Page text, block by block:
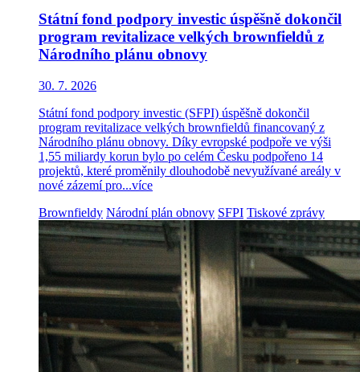
Státní fond podpory investic úspěšně dokončil
program revitalizace velkých brownfieldů z
Národního plánu obnovy
30. 7. 2026
Státní fond podpory investic (SFPI) úspěšně dokončil
program revitalizace velkých brownfieldů financovaný z
Národního plánu obnovy. Díky evropské podpoře ve výši
1,55 miliardy korun bylo po celém Česku podpořeno 14
projektů, které proměnily dlouhodobě nevyužívané areály v
nové zázemí pro...více
Brownfieldy Národní plán obnovy SFPI Tiskové zprávy